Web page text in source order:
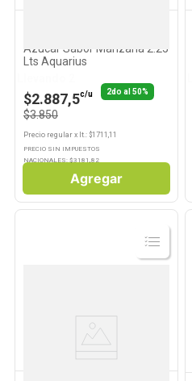
Azúcar Sabor Manzana 2.25
Lts Aquarius
$2.887,5c/u 2do al 50%
$3.850
Precio regular x lt.: $1711,11
PRECIO SIN IMPUESTOS
NACIONALES: $3181,82
Agregar
Ver
Producto